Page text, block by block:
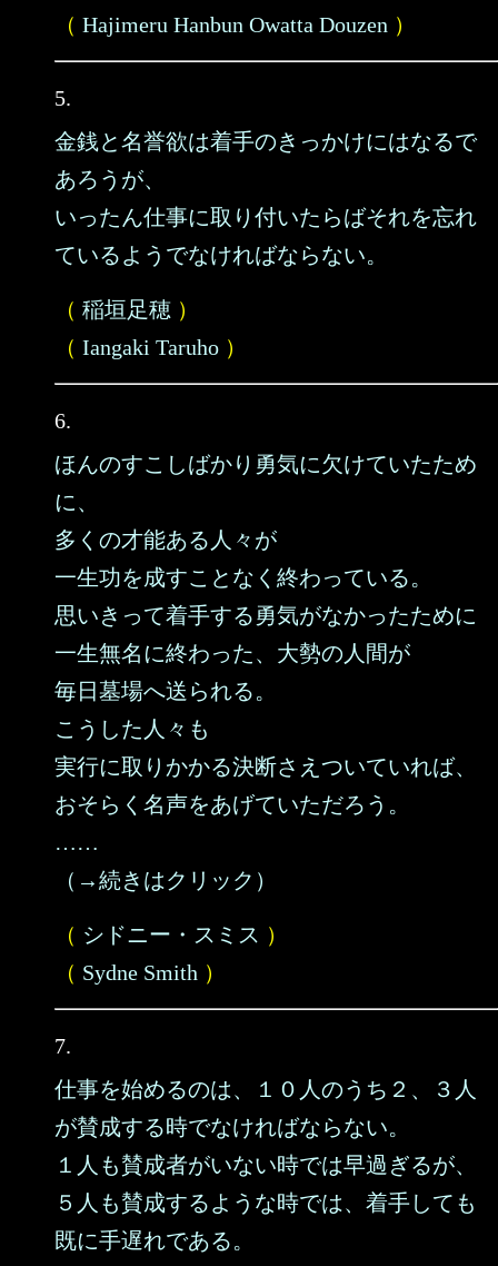
（ Hajimeru Hanbun Owatta Douzen ）
5.
金銭と名誉欲は着手のきっかけにはなるで
あろうが、
いったん仕事に取り付いたらばそれを忘れ
ているようでなければならない。
（ 稲垣足穂 ）
（ Iangaki Taruho ）
6.
ほんのすこしばかり勇気に欠けていたため
に、
多くの才能ある人々が
一生功を成すことなく終わっている。
思いきって着手する勇気がなかったために
一生無名に終わった、大勢の人間が
毎日墓場へ送られる。
こうした人々も
実行に取りかかる決断さえついていれば、
おそらく名声をあげていただろう。
……
（→続きはクリック）
（ シドニー・スミス ）
（ Sydne Smith ）
7.
仕事を始めるのは、１０人のうち２、３人
が賛成する時でなければならない。
１人も賛成者がいない時では早過ぎるが、
５人も賛成するような時では、着手しても
既に手遅れである。